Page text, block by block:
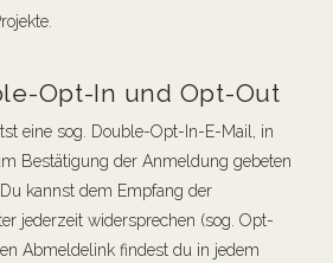
Opt-In und Opt-Out
eine sog. Double-Opt-In-E-Mail, in
Bestätigung der Anmeldung gebeten
kannst dem Empfang der
jederzeit widersprechen (sog. Opt-
Abmeldelink findest du in jedem